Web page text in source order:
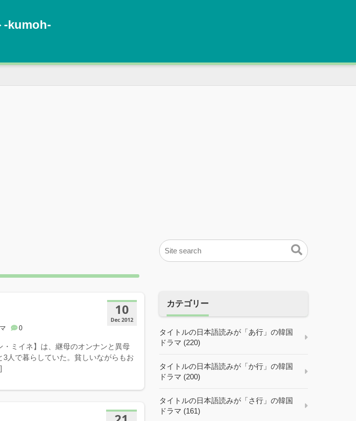
10
Dec 2012
0
ミイネ】は、継母のオンナンと異母
人で暮らしていた。貧しいながらもお
カテゴリー
タイトルの日本語読みが「あ行」の韓国
ドラマ (220)
タイトルの日本語読みが「か行」の韓国
ドラマ (200)
タイトルの日本語読みが「さ行」の韓国
ドラマ (161)